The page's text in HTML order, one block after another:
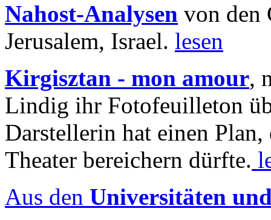
Nahost-Analysen von den
Jerusalem, Israel. lesen
Kirgisztan - mon amour,
Lindig ihr Fotofeuilleton
Darstellerin hat einen Plan,
Theater bereichern dürfte.
Aus den Universitäten